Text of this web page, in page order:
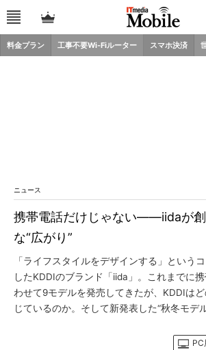
料金プラン 工事不要Wi-Fiルーター スマホ決済
ニュース
携帯電話だけじゃない――iidaが創
な“広がり”
「ライフスタイルをデザインする」という
したKDDIのブランド「iida」。これまでに
わせて9モデルを発売してきたが、KDDIは
じているのか。そして新発表した“秋冬モデ
PC